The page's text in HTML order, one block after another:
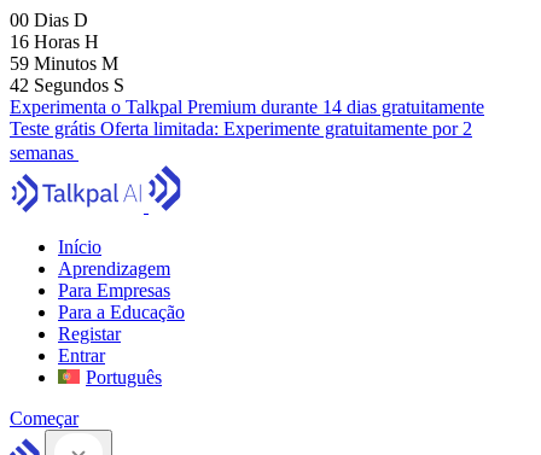
00 Dias D
16 Horas H
59 Minutos M
41 Segundos S
Experimenta o Talkpal Premium durante 14 dias gratuitamente
Teste grátis Oferta limitada: Experimente gratuitamente por 2
semanas
Início
Aprendizagem
Para Empresas
Para a Educação
Registar
Entrar
Português
Começar